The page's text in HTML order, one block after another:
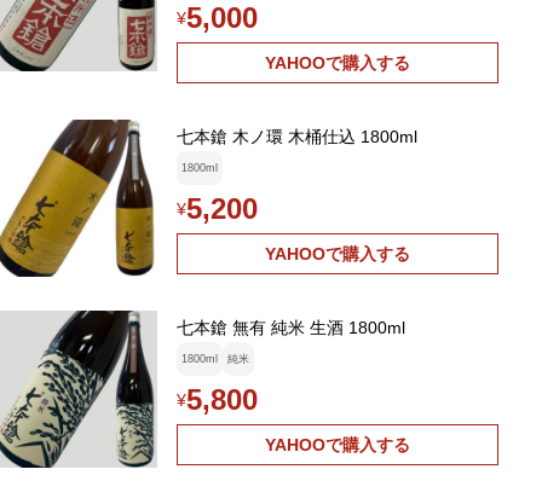
¥5,000
YAHOOで購入する
七本鎗 木ノ環 木桶仕込 1800ml
1800ml
¥5,200
YAHOOで購入する
七本鎗 無有 純米 生酒 1800ml
1800ml 純米
¥5,800
YAHOOで購入する